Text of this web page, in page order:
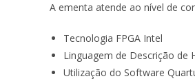
A ementa atende ao nível de
Tecnologia FPGA Intel
Linguagem de Descrição de
Utilização do Software